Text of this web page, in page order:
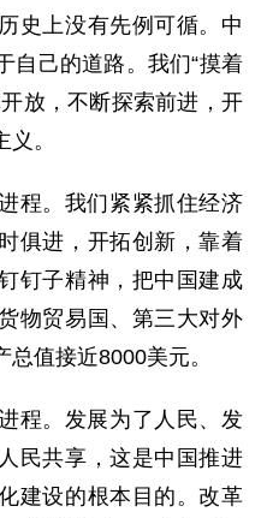
史上没有先例可循。中
自己的道路。我们“摸着
放，不断探索前进，开
。
。我们紧紧抓住经济
俱进，开拓创新，靠着
钉子精神，把中国建成
物贸易国、第三大对外
值接近8000美元。
。发展为了人民、发
民共享，这是中国推进
建设的根本目的。改革